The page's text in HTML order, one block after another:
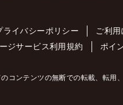
ライバシーポリシー ご利
ジサービス利用規約 ポイ
コンテンツの無断での転載、転用